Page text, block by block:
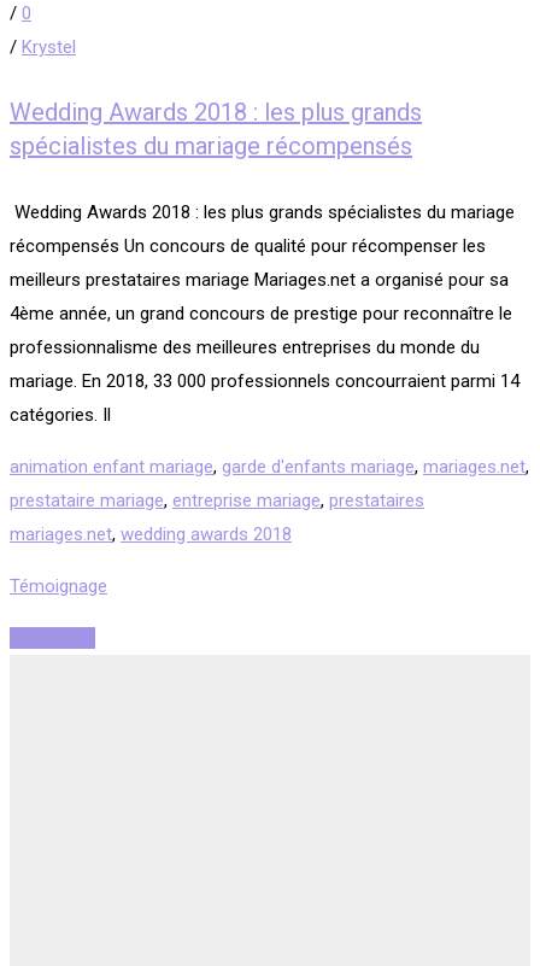
/ 0
/ Krystel
Wedding Awards 2018 : les plus grands
spécialistes du mariage récompensés
​ Wedding Awards 2018 : les plus grands spécialistes du mariage
récompensés Un concours de qualité pour récompenser les
meilleurs prestataires mariage Mariages.net a organisé pour sa
4ème année, un grand concours de prestige pour reconnaître le
professionnalisme des meilleures entreprises du monde du
mariage. En 2018, 33 000 professionnels concourraient parmi 14
catégories. Il
animation enfant mariage, garde d'enfants mariage, mariages.net,
prestataire mariage, entreprise mariage, prestataires
mariages.net, wedding awards 2018
Témoignage